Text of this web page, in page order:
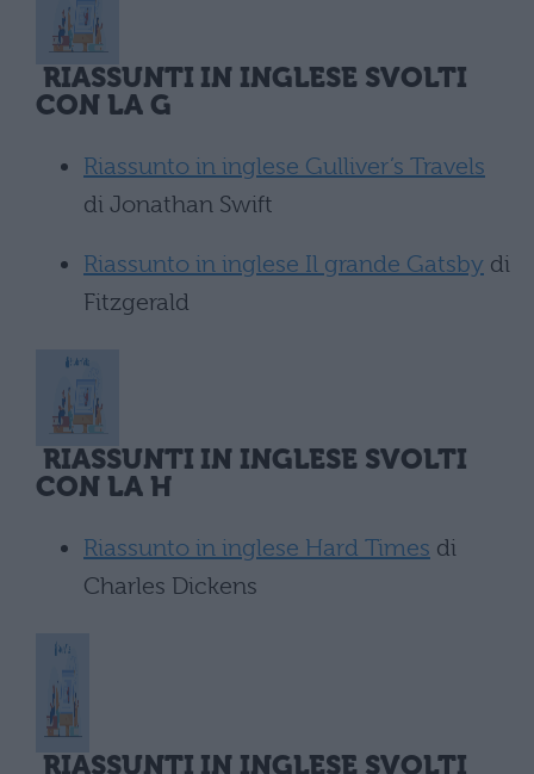
RIASSUNTI IN INGLESE SVOLTI
CON LA G
Riassunto in inglese Gulliver’s Travels
di Jonathan Swift
Riassunto in inglese Il grande Gatsby di
Fitzgerald
RIASSUNTI IN INGLESE SVOLTI
CON LA H
Riassunto in inglese Hard Times di
Charles Dickens
RIASSUNTI IN INGLESE SVOLTI